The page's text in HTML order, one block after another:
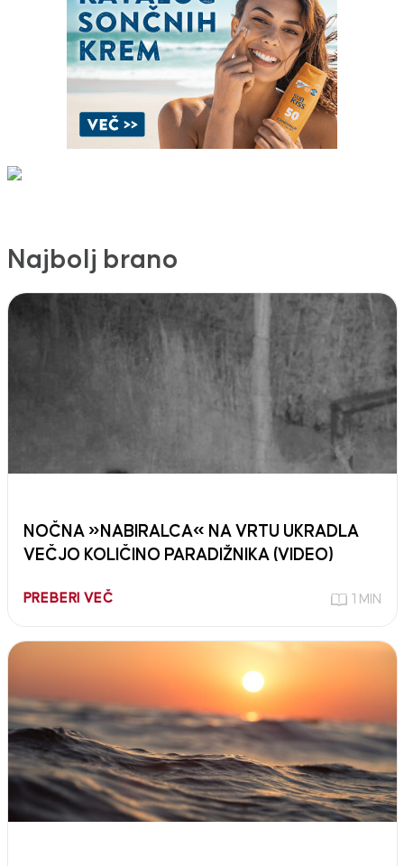
Najbolj brano
NOČNA »NABIRALCA« NA VRTU UKRADLA
VEČJO KOLIČINO PARADIŽNIKA (VIDEO)
PREBERI VEČ 1 MIN